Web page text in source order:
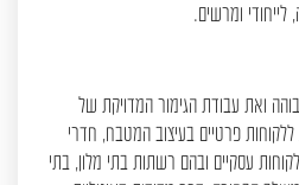
ומרשים.
ואת עבודת הגימור המדויקת של
פרטיים בעיצוב המטבח, חדרי
עסקיים ובהם רשתות בתי מלון, בתי